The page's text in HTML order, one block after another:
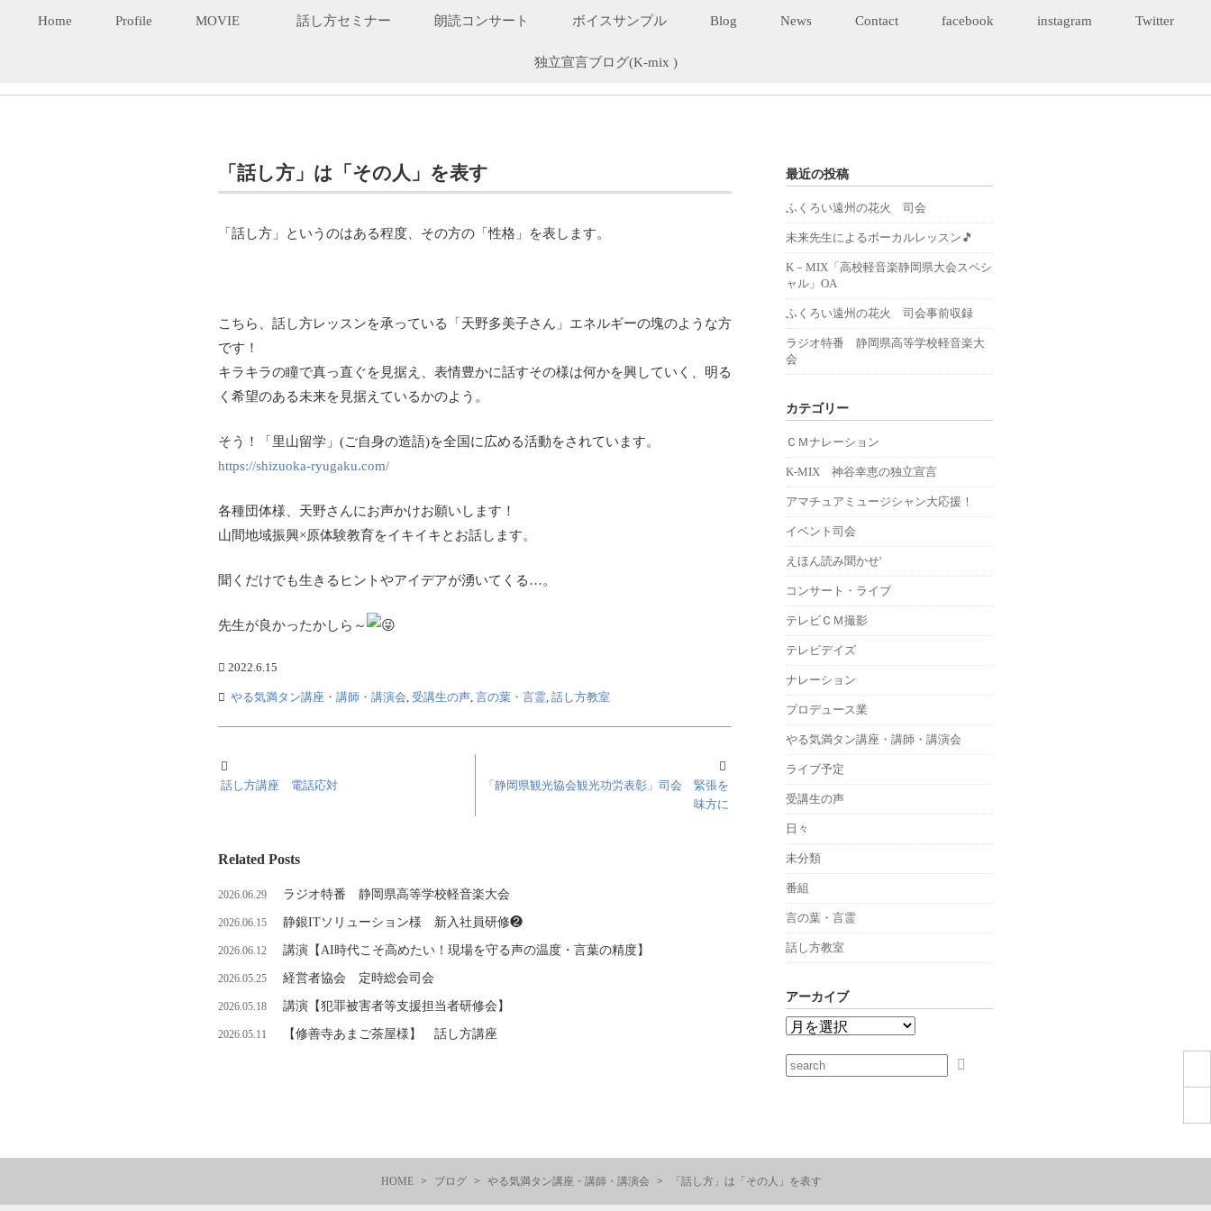
Home Profile MOVIE 話し方セミナー 朗読コンサート ボイスサンプル Blog News Contact facebook instagram Twitter
独立宣言ブログ(K-mix )
「話し方」は「その人」を表す
「話し方」というのはある程度、その方の「性格」を表します。
こちら、話し方レッスンを承っている「天野多美子さん」エネルギーの塊のような方
です！
キラキラの瞳で真っ直ぐを見据え、表情豊かに話すその様は何かを興していく、明る
く希望のある未来を見据えているかのよう。
そう！「里山留学」(ご自身の造語)を全国に広める活動をされています。
https://shizuoka-ryugaku.com/
各種団体様、天野さんにお声かけお願いします！
山間地域振興×原体験教育をイキイキとお話します。
聞くだけでも生きるヒントやアイデアが湧いてくる…。
先生が良かったかしら～
2022.6.15
やる気満タン講座・講師・講演会, 受講生の声, 言の葉・言霊, 話し方教室
話し方講座 電話応対
「静岡県観光協会観光功労表彰」司会 緊張を
味方に
Related Posts
2026.06.29 ラジオ特番 静岡県高等学校軽音楽大会
2026.06.15 静銀ITソリューション様 新入社員研修❷
2026.06.12 講演【AI時代こそ高めたい！現場を守る声の温度・言葉の精度】
2026.05.25 経営者協会 定時総会司会
2026.05.18 講演【犯罪被害者等支援担当者研修会】
2026.05.11 【修善寺あまご茶屋様】 話し方講座
最近の投稿
ふくろい遠州の花火 司会
未来先生によるボーカルレッスン🎵
K－MIX「高校軽音楽静岡県大会スペシ
ャル」OA
ふくろい遠州の花火 司会事前収録
ラジオ特番 静岡県高等学校軽音楽大
会
カテゴリー
ＣＭナレーション
K-MIX 神谷幸恵の独立宣言
アマチュアミュージシャン大応援！
イベント司会
えほん読み聞かせ'
コンサート・ライブ
テレビＣＭ撮影
テレビデイズ
ナレーション
プロデュース業
やる気満タン講座・講師・講演会
ライブ予定
受講生の声
日々
未分類
番組
言の葉・言霊
話し方教室
アーカイブ
HOME ブログ やる気満タン講座・講師・講演会 「話し方」は「その人」を表す